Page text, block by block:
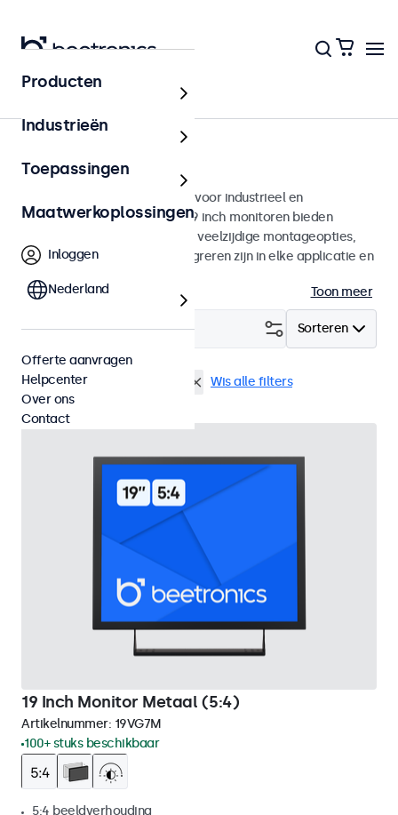
Monitoren
19 inch monitoren
19 inch monitoren ontworpen voor industrieel en
commercieel gebruik. Deze 19 inch monitoren bieden
diverse videoaansluitingen en veelzijdige montageopties,
waarmee ze naadloos te integreren zijn in elke applicatie en
Toon meer
Sorteren
Filter (2)
19 inch monitoren Wis alle filters
19 Inch Monitor Metaal (5:4)
Artikelnummer: 19VG7M
100+ stuks beschikbaar
5:4 beeldverhouding
Producten
Industrieën
Toepassingen
Maatwerkoplossingen
Inloggen
Nederland
Offerte aanvragen
Helpcenter
Over ons
Contact